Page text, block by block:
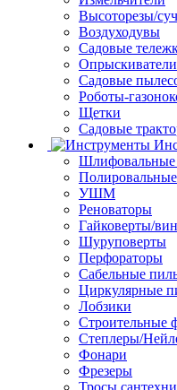
Высоторезы/
Воздуходувы
Садовые
Опрыскиватели
Садовые
Роботы-
Щетки
Садовые
УШМ
Реноваторы
Гайковерты/
Шуруповерты
Перфораторы
Сабельные
Циркулярные
Лобзики
Строительные
Степлеры/
Фонари
Фрезеры